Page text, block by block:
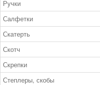
Ручки
Салфетки
Скатерть
Скотч
Скрепки
Степлеры, скобы